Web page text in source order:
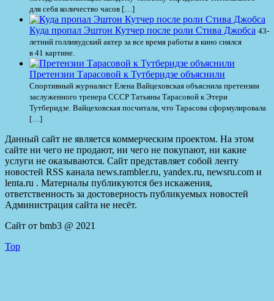
для себя количество часов […]
Куда пропал Эштон Кутчер после роли Стива Джобса 43-
летний голливудский актер за все время работы в кино снялся
в 41 картине.
Претензии Тарасовой к Тутберидзе объяснили
Спортивный журналист Елена Вайцеховская объяснила претензии
заслуженного тренера СССР Татьяны Тарасовой к Этери
Тутберидзе. Вайцеховская посчитала, что Тарасова сформулировала
[…]
Данный сайт не является коммерческим проектом. На этом
сайте ни чего не продают, ни чего не покупают, ни какие
услуги не оказываются. Сайт представляет собой ленту
новостей RSS канала news.rambler.ru, yandex.ru, newsru.com и
lenta.ru . Материалы публикуются без искажения,
ответственность за достоверность публикуемых новостей
Администрация сайта не несёт.
Сайт от bmb3 @ 2021
Top